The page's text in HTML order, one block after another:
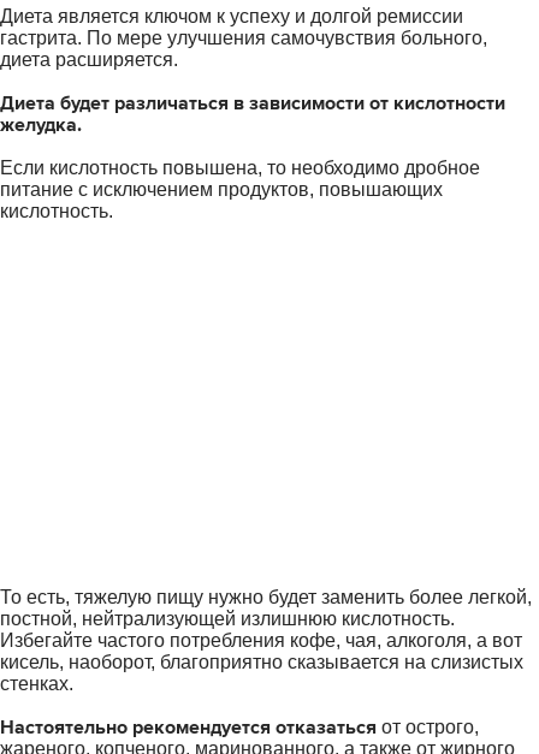
Диета является ключом к успеху и долгой ремиссии
гастрита. По мере улучшения самочувствия больного,
диета расширяется.
Диета будет различаться в зависимости от кислотности
желудка.
Если кислотность повышена, то необходимо дробное
питание с исключением продуктов, повышающих
кислотность.
То есть, тяжелую пищу нужно будет заменить более легкой,
постной, нейтрализующей излишнюю кислотность.
Избегайте частого потребления кофе, чая, алкоголя, а вот
кисель, наоборот, благоприятно сказывается на слизистых
стенках.
Настоятельно рекомендуется отказаться от острого,
жареного, копченого, маринованного, а также от жирного